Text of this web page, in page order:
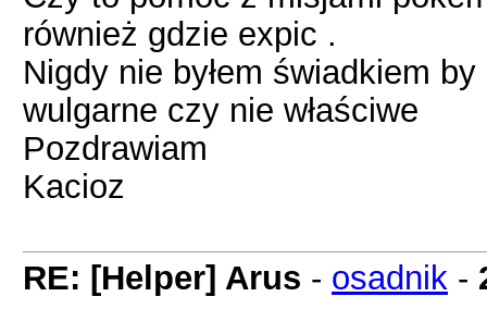
również gdzie expic .
Nigdy nie byłem świadkiem
wulgarne czy nie właściwe
Pozdrawiam
Kacioz
RE: [Helper] Arus - osadnik -